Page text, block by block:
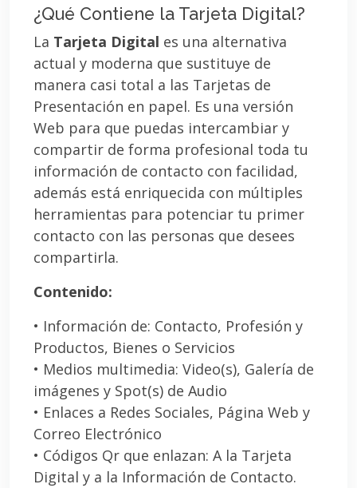
¿Qué Contiene la Tarjeta Digital?
La Tarjeta Digital es una alternativa
actual y moderna que sustituye de
manera casi total a las Tarjetas de
Presentación en papel. Es una versión
Web para que puedas intercambiar y
compartir de forma profesional toda tu
información de contacto con facilidad,
además está enriquecida con múltiples
herramientas para potenciar tu primer
contacto con las personas que desees
compartirla.
Contenido:
• Información de: Contacto, Profesión y
Productos, Bienes o Servicios
• Medios multimedia: Video(s), Galería de
imágenes y Spot(s) de Audio
• Enlaces a Redes Sociales, Página Web y
Correo Electrónico
• Códigos Qr que enlazan: A la Tarjeta
Digital y a la Información de Contacto.